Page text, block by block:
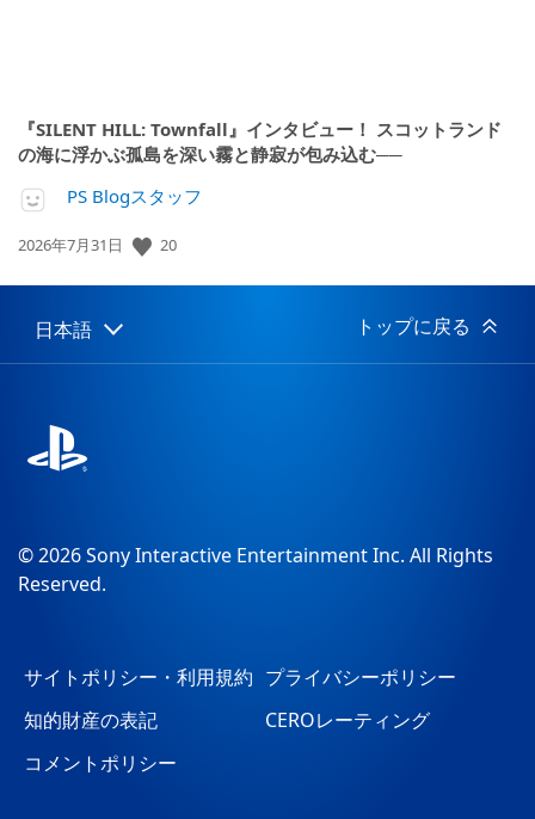
『SILENT HILL: Townfall』インタビュー！ スコットランド
の海に浮かぶ孤島を深い霧と静寂が包み込む──
PS Blogスタッフ
公
日:
2026年7月31日 20
Select
a
Current
region:
日本語 トップに戻る
© 2026 Sony Interactive Entertainment Inc. All Rights
Reserved.
サイトポリシー・利用規約 プライバシーポリシー
知的財産の表記
CEROレーティング
コメントポリシー